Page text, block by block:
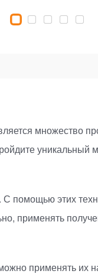
множество
уникальный
помощью этих
применять
применять их